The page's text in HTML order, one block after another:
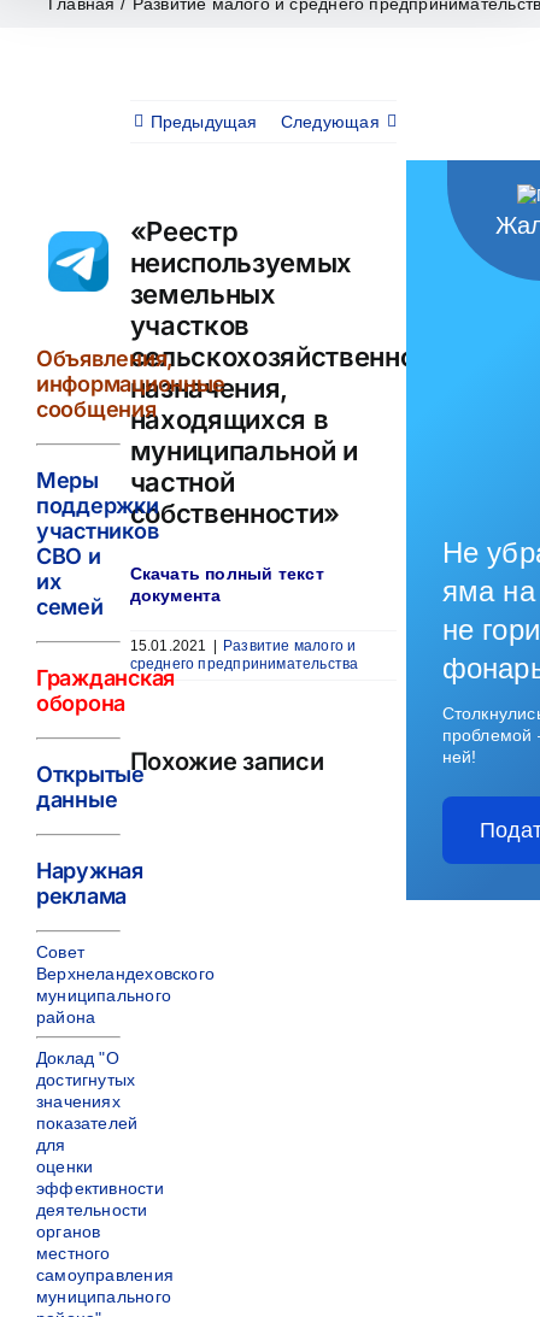
Предыдущая Следующая
«Реестр
неиспользуемых
земельных
участков
сельскохозяйственного
назначения,
находящихся в
муниципальной и
частной
собственности»
Скачать полный текст
документа
15.01.2021
Развитие малого и
среднего предпринимательства
Похожие записи
Объявления,
информационные
сообщения
Меры
поддержки
участников
СВО и
их
семей
Гражданская
оборона
Открытые
данные
Наружная
реклама
Совет
Верхнеландеховского
муниципального
района
Доклад "О
достигнутых
значениях
показателей
для
оценки
эффективности
деятельности
органов
местного
самоуправления
муниципального
Не
яма на
не
ней!